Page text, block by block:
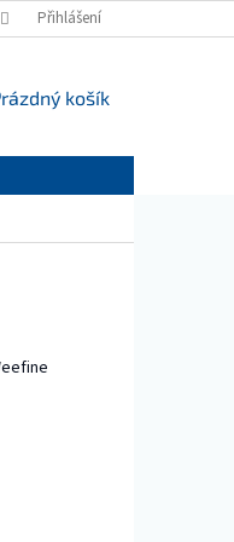
Přihlášení
košík